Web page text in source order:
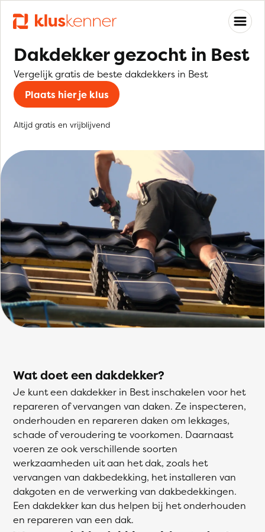
Dakdekker gezocht in Best
Vergelijk gratis de beste dakdekkers in Best
Plaats hier je klus
Altijd gratis en vrijblijvend
Wat doet een dakdekker?
Je kunt een dakdekker in Best inschakelen voor het
repareren of vervangen van daken. Ze inspecteren,
onderhouden en repareren daken om lekkages,
schade of veroudering te voorkomen. Daarnaast
voeren ze ook verschillende soorten
werkzaamheden uit aan het dak, zoals het
vervangen van dakbedekking, het installeren van
dakgoten en de verwerking van dakbedekkingen.
Een dakdekker kan dus helpen bij het onderhouden
en repareren van een dak.